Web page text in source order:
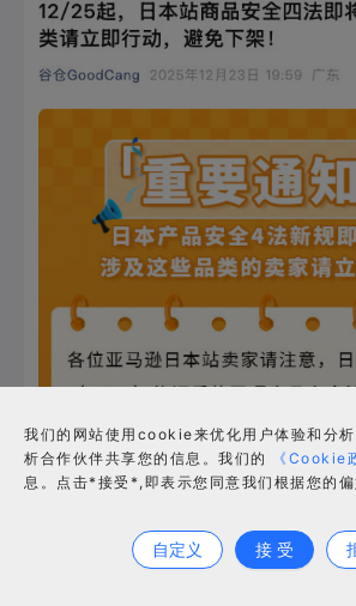
我们的网站使用cookie来优化用户体验和分
析合作伙伴共享您的信息。我们的
《Cookie
息。点击*接受*,即表示您同意我们根据您的
自定义 接 受